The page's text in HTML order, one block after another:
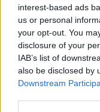
interest-based ads
us or personal
your opt-out. You
disclosure of your
IAB’s list of
also be disclosed by
Downstream
11. M I R
12. M R
13. M I R
14. R A M
15.
R I M